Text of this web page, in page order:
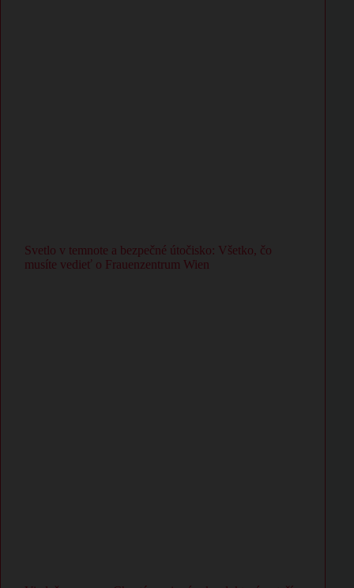
Svetlo v temnote a bezpečné útočisko: Všetko, čo
musíte vedieť o Frauenzentrum Wien